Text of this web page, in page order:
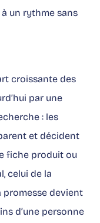
un rythme sans
croissante des
par une
: les
et décident
fiche produit ou
celui de la
promesse devient
d’une personne